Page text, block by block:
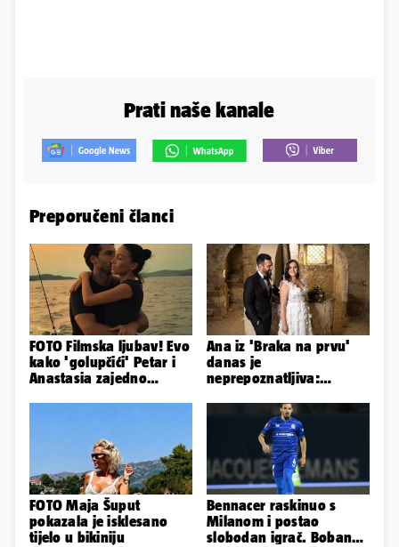
Prati naše kanale
Preporučeni članci
FOTO Filmska ljubav! Evo
kako 'golupčići' Petar i
Anastasia zajedno
Ana iz 'Braka na prvu'
danas je
neprepoznatljiva:
ovako sad izgleda
FOTO Maja Šuput
pokazala je isklesano
tijelo u bikiniju
Bennacer raskinuo s
Milanom i postao
slobodan igrač. Boban